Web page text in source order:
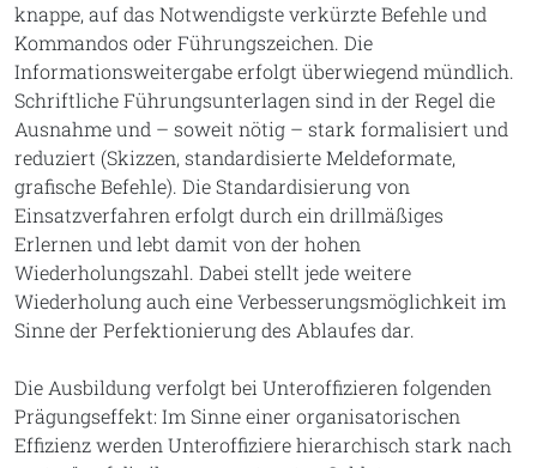
knappe, auf das Notwendigste verkürzte Befehle und
Kommandos oder Führungszeichen. Die
Informationsweitergabe erfolgt überwiegend mündlich.
Schriftliche Führungsunterlagen sind in der Regel die
Ausnahme und – soweit nötig – stark formalisiert und
reduziert (Skizzen, standardisierte Meldeformate,
grafische Befehle). Die Standardisierung von
Einsatzverfahren erfolgt durch ein drillmäßiges
Erlernen und lebt damit von der hohen
Wiederholungszahl. Dabei stellt jede weitere
Wiederholung auch eine Verbesserungsmöglichkeit im
Sinne der Perfektionierung des Ablaufes dar.
Die Ausbildung verfolgt bei Unteroffizieren folgenden
Prägungseffekt: Im Sinne einer organisatorischen
Effizienz werden Unteroffiziere hierarchisch stark nach